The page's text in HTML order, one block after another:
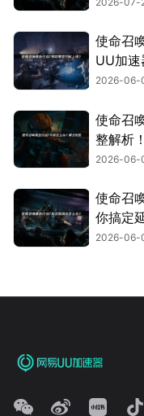
使命召
UU加速
2026-06-
使命召
整解析！
2026-06-
使命召
你搞定
2026-06-